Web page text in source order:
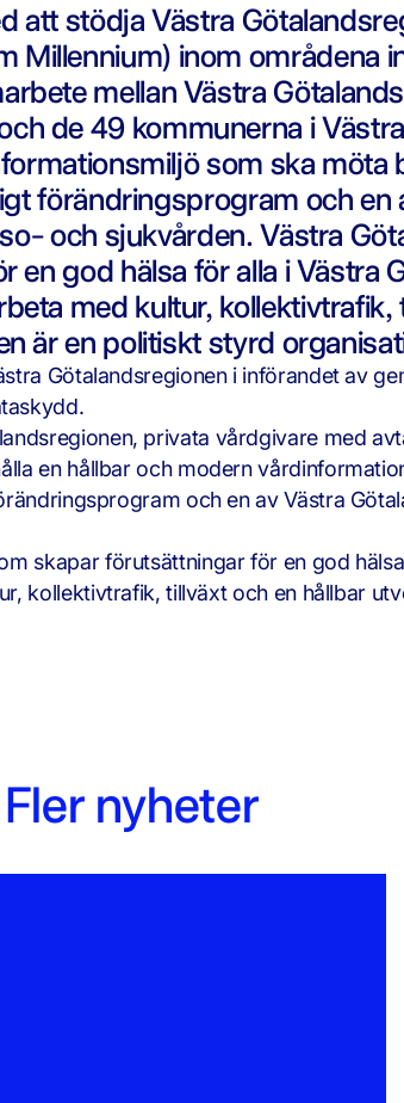
att stödja Västra
Millennium) inom områdena
mellan Västra
de 49 kommunerna i
som ska möta
förändringsprogram och en
och sjukvården. Västra
god hälsa för alla i Västra
med kultur,
är en politiskt styrd
Götalandsregionen i införandet av
privata vårdgivare med
en hållbar och modern
och en av Västra
skapar förutsättningar för en god
kollektivtrafik, tillväxt och en hållbar
Fler nyheter